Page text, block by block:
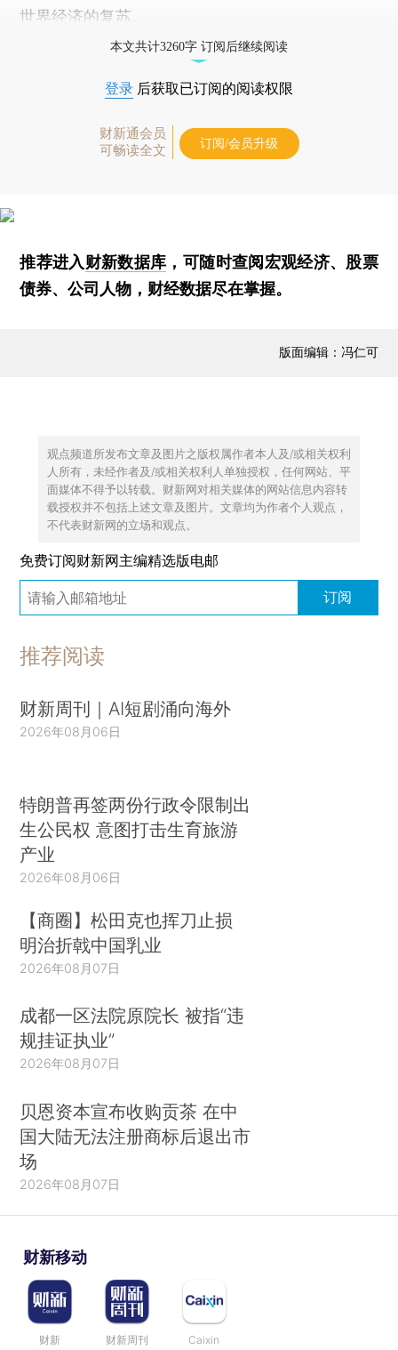
世界经济的复苏。
本文共计3260字 订阅后继续阅读
登录 后获取已订阅的阅读权限
财新通会员
可畅读全文
订阅/会员升级
推荐进入财新数据库 ，可随时查阅宏观经济、股票
债券、公司人物，财经数据尽在掌握。
版面编辑：冯仁可
观点频道所发布文章及图片之版权属作者本人及/或相关权利
人所有，未经作者及/或相关权利人单独授权，任何网站、平
面媒体不得予以转载。财新网对相关媒体的网站信息内容转
载授权并不包括上述文章及图片。文章均为作者个人观点，
不代表财新网的立场和观点。
免费订阅财新网主编精选版电邮
订阅
推荐阅读
财新周刊｜AI短剧涌向海外
2026年08月06日
特朗普再签两份行政令限制出
生公民权 意图打击生育旅游
产业
2026年08月06日
【商圈】松田克也挥刀止损
明治折戟中国乳业
2026年08月07日
成都一区法院原院长 被指“违
规挂证执业”
2026年08月07日
贝恩资本宣布收购贡茶 在中
国大陆无法注册商标后退出市
场
2026年08月07日
财新移动
财新 财新周刊 Caixin